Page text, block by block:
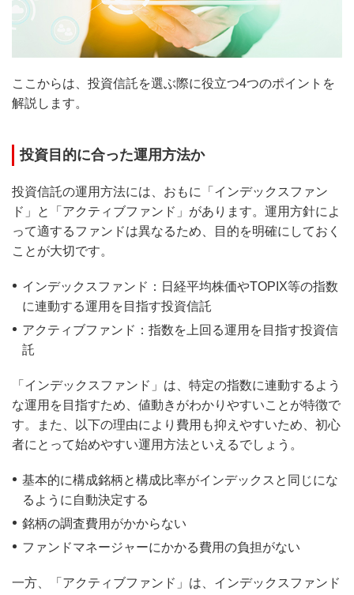
ここからは、投資信託を選ぶ際に役立つ4つのポイントを
解説します。
投資目的に合った運用方法か
投資信託の運用方法には、おもに「インデックスファン
ド」と「アクティブファンド」があります。運用方針によ
って適するファンドは異なるため、目的を明確にしておく
ことが大切です。
インデックスファンド：日経平均株価やTOPIX等の指数
に連動する運用を目指す投資信託
アクティブファンド：指数を上回る運用を目指す投資信
託
「インデックスファンド」は、特定の指数に連動するよう
な運用を目指すため、値動きがわかりやすいことが特徴で
す。また、以下の理由により費用も抑えやすいため、初心
者にとって始めやすい運用方法といえるでしょう。
基本的に構成銘柄と構成比率がインデックスと同じにな
るように自動決定する
銘柄の調査費用がかからない
ファンドマネージャーにかかる費用の負担がない
一方、「アクティブファンド」は、インデックスファンド